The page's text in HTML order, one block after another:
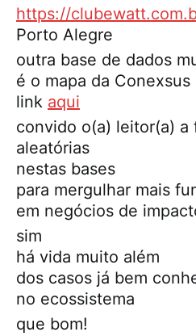
https://
Porto Alegre
outra base de dados
é o mapa da Conexsus
link aqui
convido o(a) leitor(a) a
aleatórias
nestas bases
para mergulhar mais
em negócios de
sim
há vida muito além
dos casos já bem
no ecossistema
que bom!